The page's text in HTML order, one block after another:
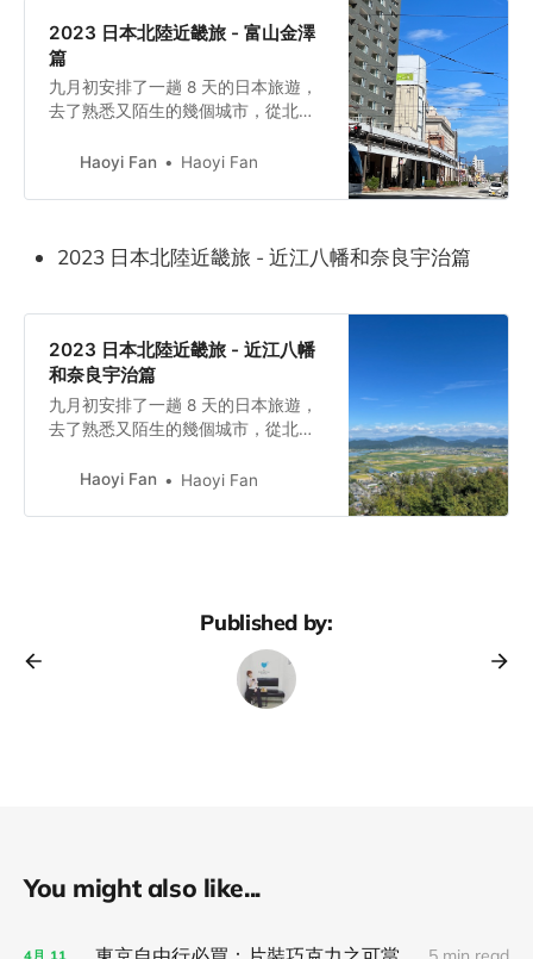
2023 日本北陸近畿旅 - 富山金澤
篇
九月初安排了一趟 8 天的日本旅遊，
去了熟悉又陌生的幾個城市，從北陸
要去的幾個地方包含：富山、金澤、
奈良和大阪！本篇文章會以富山和金
到北陸地方走走的你，可以參考看看
Haoyi Fan Haoyi Fan
2023 日本北陸近畿旅 - 近江八幡和奈良宇治篇
2023 日本北陸近畿旅 - 近江八幡
和奈良宇治篇
九月初安排了一趟 8 天的日本旅遊，
去了熟悉又陌生的幾個城市，從北陸
要去的幾個地方包含：富山、金澤、
奈良和大阪！本篇文章會以近江八
Haoyi Fan Haoyi Fan
Published by:
You might also like...
4月 11